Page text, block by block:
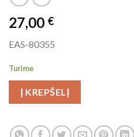
27,00 €
EAS-80355
Turime
Į KREPŠELĮ